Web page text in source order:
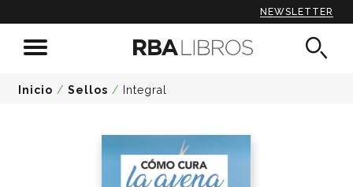
NEWSLETTER
Inicio / Sellos / Integral